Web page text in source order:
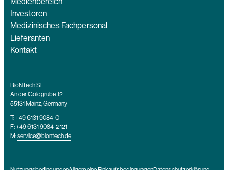
Investoren
Medizinisches Fachpersonal
Lieferanten
Kontakt
BioNTech SE
An der Goldgrube 12
55131 Mainz, Germany
T:+49 6131 9084-0
F: +49 6131 9084-2121
M:service@biontech.de